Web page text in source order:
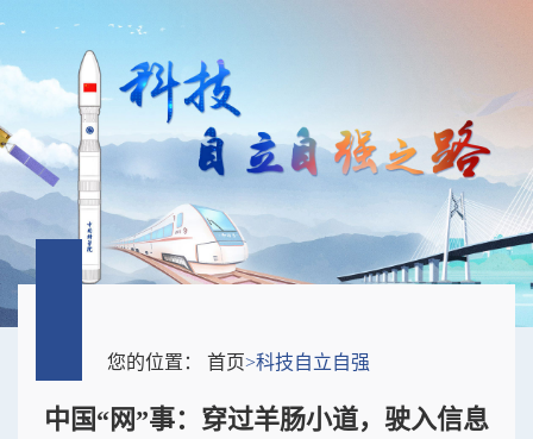
您的位置： 首页>科技自立自强
中国“网”事：穿过羊肠小道，驶入信息